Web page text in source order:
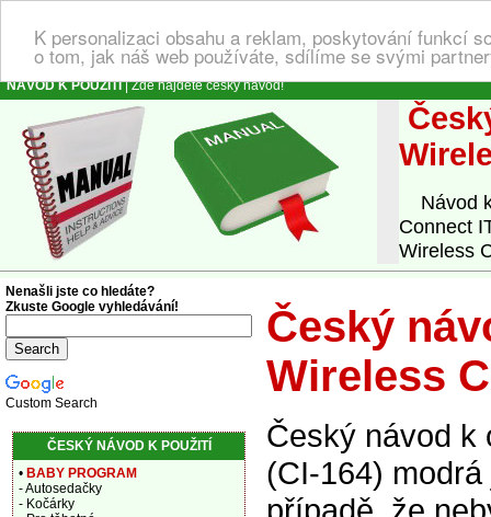
K personalizaci obsahu a reklam, poskytování funkcí
o tom, jak náš web používáte, sdílíme se svými
NÁVOD K POUŽITÍ| Zde najdete český návod!
Návod k
Connect
Wireless
Český
Wireless
Český návod k
(CI-164)
Nenašli jste co hledáte?
Zkuste Google vyhledávání!
Custom Search
ČESKÝ NÁVOD K POUŽITÍ
• BABY PROGRAM
- Autosedačky
- Kočárky